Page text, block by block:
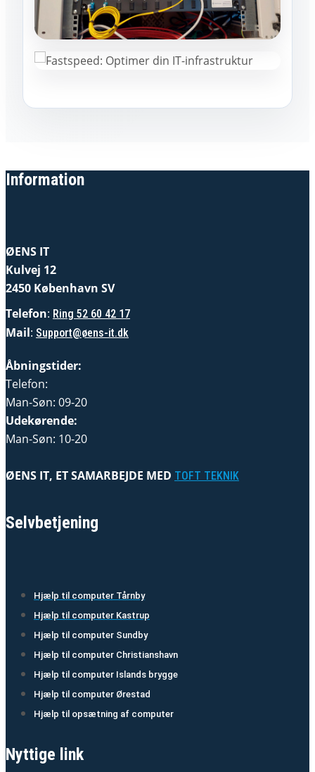
Information
ØENS IT
Kulvej 12
2450 København SV
Telefon: Ring 52 60 42 17
Mail: Support@øens-it.dk
Åbningstider:
Telefon:
Man-Søn: 09-20
Udekørende:
Man-Søn: 10-20
ØENS IT, ET SAMARBEJDE MED TOFT TEKNIK
Selvbetjening
Hjælp til computer Tårnby
Hjælp til computer Kastrup
Hjælp til computer Sundby
Hjælp til computer Christianshavn
Hjælp til computer Islands brygge
Hjælp til computer Ørestad
Hjælp til opsætning af computer
Nyttige link